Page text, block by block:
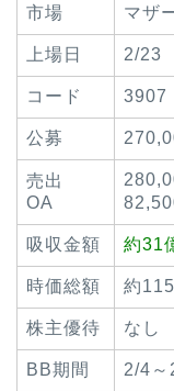
市場 マザ
上場日 2/23
コード 3907
公募
売出
OA
吸収金額 約31
時価総額 約
株主優待 なし
BB期間 2/4～